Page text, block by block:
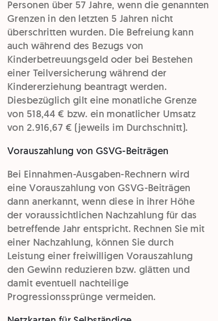
Personen über 57 Jahre, wenn die genannten
Grenzen in den letzten 5 Jahren nicht
überschritten wurden. Die Befreiung kann
auch während des Bezugs von
Kinderbetreuungsgeld oder bei Bestehen
einer Teilversicherung während der
Kindererziehung beantragt werden.
Diesbezüglich gilt eine monatliche Grenze
von 518,44 € bzw. ein monatlicher Umsatz
von 2.916,67 € (jeweils im Durchschnitt).
Vorauszahlung von GSVG-Beiträgen
Bei Einnahmen-Ausgaben-Rechnern wird
eine Vorauszahlung von GSVG-Beiträgen
dann anerkannt, wenn diese in ihrer Höhe
der voraussichtlichen Nachzahlung für das
betreffende Jahr entspricht. Rechnen Sie mit
einer Nachzahlung, können Sie durch
Leistung einer freiwilligen Vorauszahlung
den Gewinn reduzieren bzw. glätten und
damit eventuell nachteilige
Progressionssprünge vermeiden.